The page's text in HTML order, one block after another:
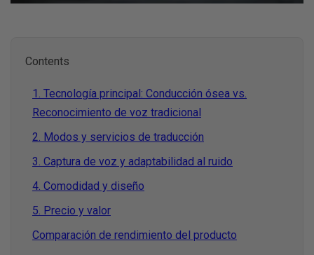
Contents
1. Tecnología principal: Conducción ósea vs.
Reconocimiento de voz tradicional
2. Modos y servicios de traducción
3. Captura de voz y adaptabilidad al ruido
4. Comodidad y diseño
5. Precio y valor
Comparación de rendimiento del producto